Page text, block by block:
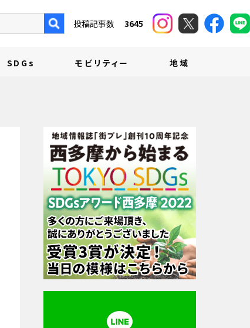
SDGs モビリティー 地域
投稿記事数 3645